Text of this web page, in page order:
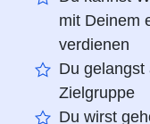
mit Deinem
verdienen
Du
Zielgruppe
Du wirst